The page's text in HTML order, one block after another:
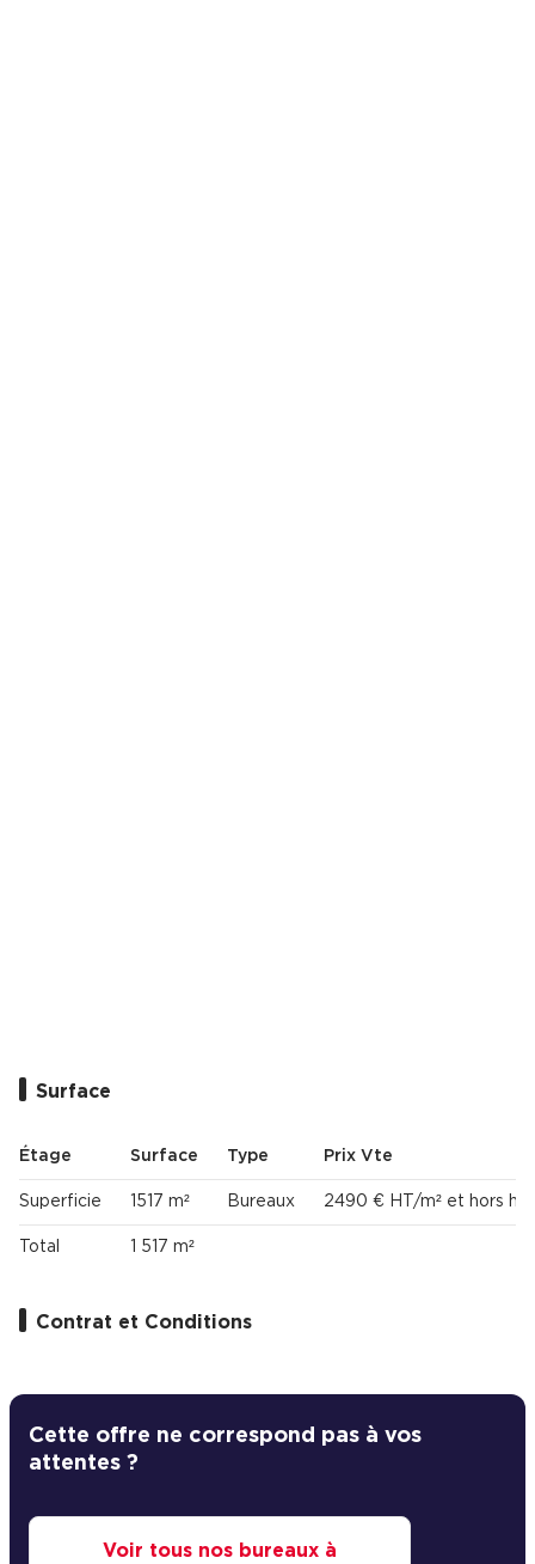
Surface
Étage Surface Type Prix Vte
Superficie 1517 m² Bureaux 2490 € HT/m² et hors
Total 1 517 m²
Contrat et Conditions
Cette offre ne correspond pas à vos
attentes ?
Voir tous nos bureaux à